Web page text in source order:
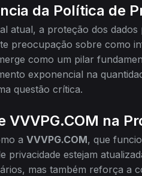
da Política de
atual, a proteção dos
preocupação sobre como
como um pilar
exponencial na
questão crítica.
VVVPG.COM na
a VVVPG.COM, que
privacidade estejam
mas também reforça a